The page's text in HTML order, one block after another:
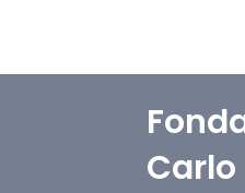
Carlo